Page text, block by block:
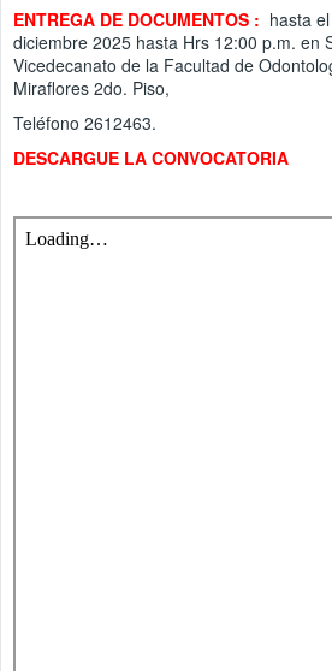
ENTREGA DE DOCUMENTOS : hasta
diciembre 2025 hasta Hrs 12:00 p.m. en
Vicedecanato de la Facultad de
Miraflores 2do. Piso,
Teléfono 2612463.
DESCARGUE LA CONVOCATORIA